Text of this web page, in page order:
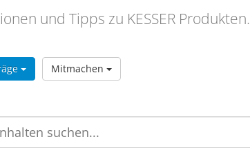
und Tipps zu KESSER Produkten.
Mitmachen